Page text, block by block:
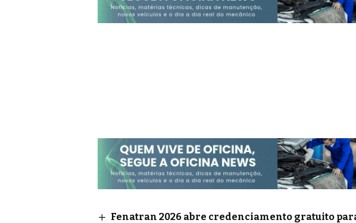
Fenatran 2026 abre credenciamento gratuito